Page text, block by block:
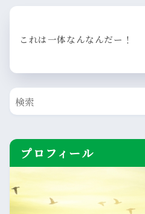
これは一体なんなんだー！
プロフィール